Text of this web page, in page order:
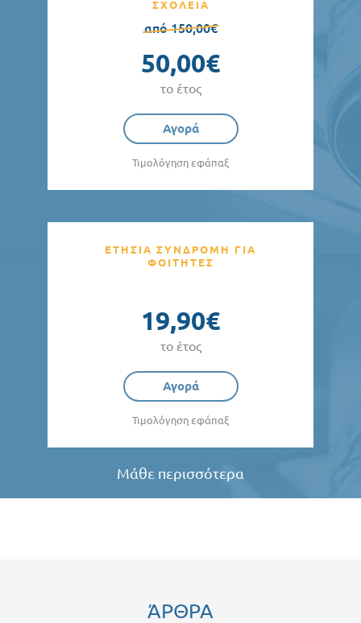
ΣΧΟΛΕΙΑ
από 150,00€
50,00€
το έτος
Αγορά
Τιμολόγηση εφάπαξ
ΕΤΗΣΙΑ ΣΥΝΔΡΟΜΗ ΓΙΑ
ΦΟΙΤΗΤΕΣ
19,90€
το έτος
Αγορά
Τιμολόγηση εφάπαξ
Μάθε περισσότερα
ΆΡΘΡΑ